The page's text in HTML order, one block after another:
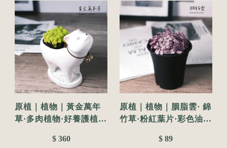
原植｜植物｜黃金萬年
草·多肉植物·好養護植物
$ 360
原植｜植物｜胭脂雲· 錦
竹草·粉紅葉片·彩色油畫
陸龜飼料·多肉植物
$ 89